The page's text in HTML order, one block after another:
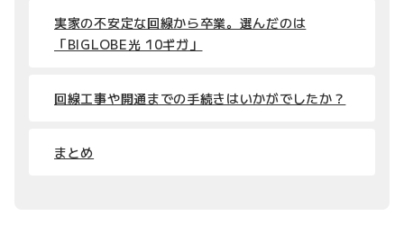
実家の不安定な回線から卒業。選んだのは
「BIGLOBE光 10ギガ」
回線工事や開通までの手続きはいかがでしたか？
まとめ